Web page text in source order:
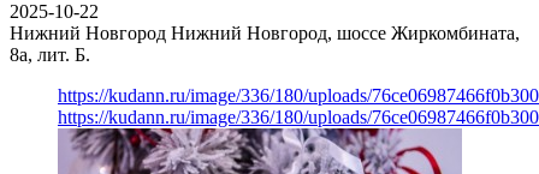
2025-10-22
Нижний Новгород Нижний Новгород, шоссе Жиркомбината,
8а, лит. Б.
https://kudann.ru/image/336/180/uploads/
https://kudann.ru/image/336/180/uploads/